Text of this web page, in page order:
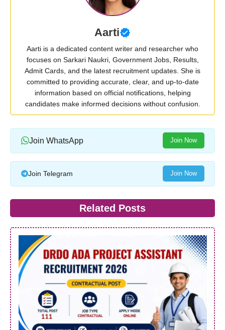
Aarti
Aarti is a dedicated content writer and researcher who
focuses on Sarkari Naukri, Government Jobs, Results,
Admit Cards, and the latest recruitment updates. She is
committed to providing accurate, clear, and up-to-date
information based on official notifications, helping
candidates make informed decisions without confusion.
Join WhatsApp Join Now
Join Telegram Join Now
Related Posts